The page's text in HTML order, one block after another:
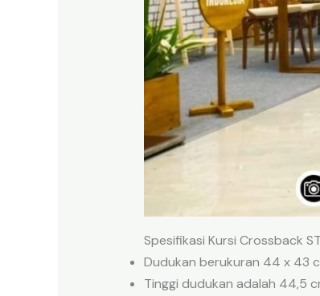
Spesifikasi Kursi Crossback
Dudukan berukuran 44 x 43
Tinggi dudukan adalah 44,5